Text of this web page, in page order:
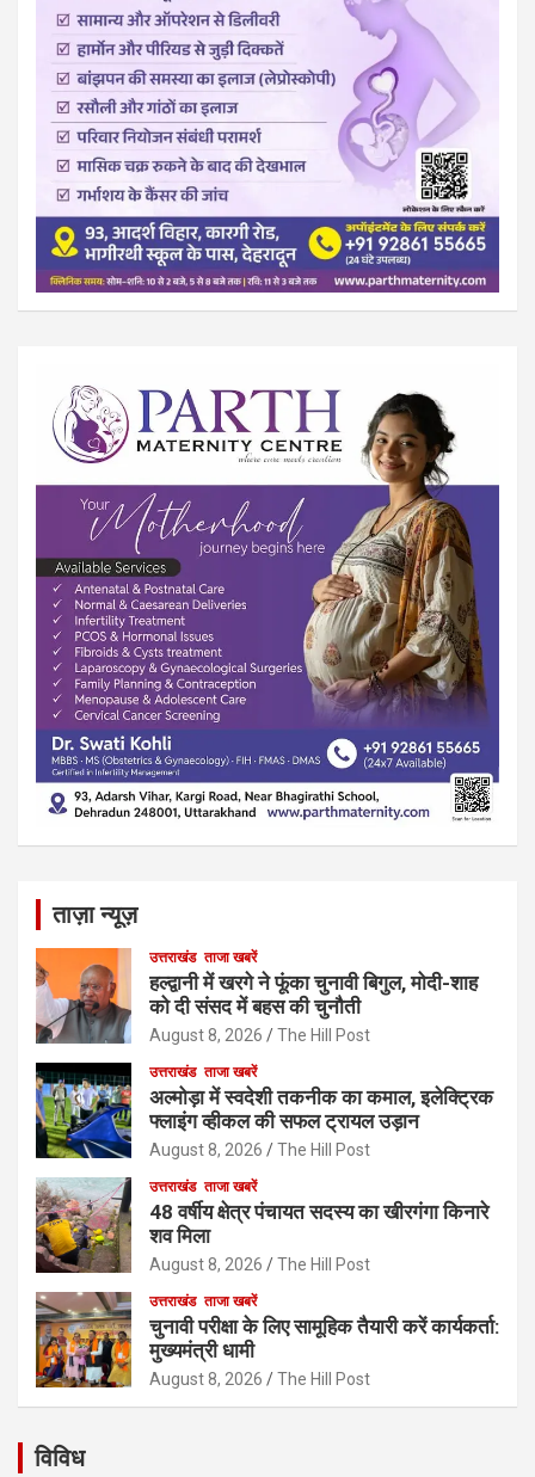
ताज़ा न्यूज़
उत्तराखंड ताजा खबरें
हल्द्वानी में खरगे ने फूंका चुनावी बिगुल, मोदी-शाह
को दी संसद में बहस की चुनौती
August 8, 2026 The Hill Post
उत्तराखंड ताजा खबरें
अल्मोड़ा में स्वदेशी तकनीक का कमाल, इलेक्ट्रिक
फ्लाइंग व्हीकल की सफल ट्रायल उड़ान
August 8, 2026 The Hill Post
उत्तराखंड ताजा खबरें
48 वर्षीय क्षेत्र पंचायत सदस्य का खीरगंगा किनारे
शव मिला
August 8, 2026 The Hill Post
उत्तराखंड ताजा खबरें
चुनावी परीक्षा के लिए सामूहिक तैयारी करें कार्यकर्ता:
मुख्यमंत्री धामी
August 8, 2026 The Hill Post
विविध